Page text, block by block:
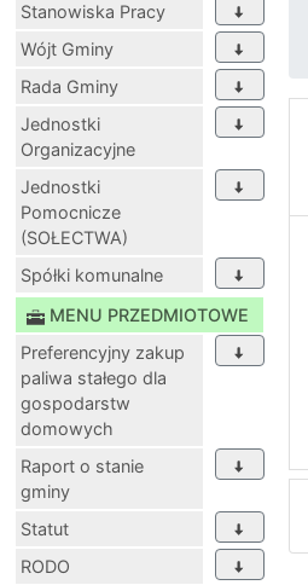
Stanowiska Pracy
Wójt Gminy
Rada Gminy
Jednostki
Organizacyjne
Jednostki
Pomocnicze
(SOŁECTWA)
Spółki komunalne
MENU PRZEDMIOTOWE
Preferencyjny zakup
paliwa stałego dla
gospodarstw
domowych
Raport o stanie
gminy
Statut
RODO